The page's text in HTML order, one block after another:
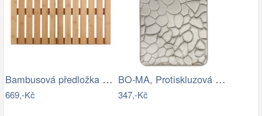
Bambusová předložka WENKO
669,-Kč
BO-MA, Protiskluzová koupelnová…
347,-Kč